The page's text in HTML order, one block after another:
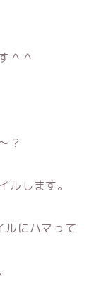
＾＾
？
ルします。
ルにハマって